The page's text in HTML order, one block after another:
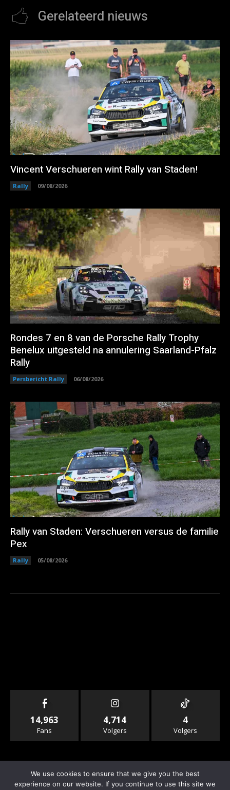
Gerelateerd nieuws
Vincent Verschueren wint Rally van Staden!
Rally 09/08/2026
Rondes 7 en 8 van de Porsche Rally Trophy
Benelux uitgesteld na annulering Saarland-Pfalz
Rally
Persbericht Rally 06/08/2026
Rally van Staden: Verschueren versus de familie
Pex
Rally 05/08/2026
14,963
Fans
4,714
Volgers
4
Volgers
We use cookies to ensure that we give you the best
experience on our website. If you continue to use this site we